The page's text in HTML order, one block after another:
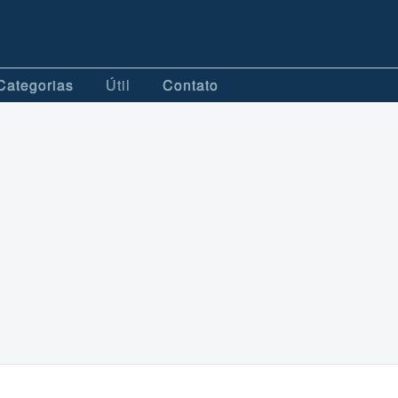
Útil Contato